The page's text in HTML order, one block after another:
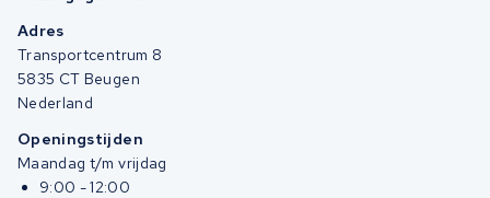
Adres
Transportcentrum 8
5835 CT Beugen
Nederland
Openingstijden
Maandag t/m vrijdag
9:00 - 12:00